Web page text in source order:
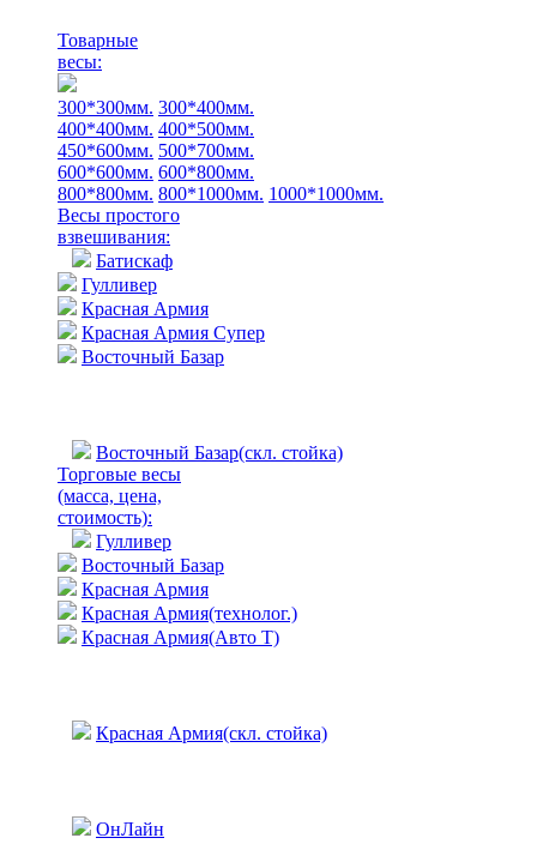
Товарные
весы:
300*300мм. 300*400мм.
400*400мм. 400*500мм.
450*600мм. 500*700мм.
600*600мм. 600*800мм.
800*800мм. 800*1000мм. 1000*1000мм.
Весы простого
взвешивания:
Батискаф
Гулливер
Красная Армия
Красная Армия Супер
Восточный Базар
Восточный Базар(скл. стойка)
Торговые весы
(масса, цена,
стоимость):
Гулливер
Восточный Базар
Красная Армия
Красная Армия(технолог.)
Красная Армия(Авто Т)
Красная Армия(скл. стойка)
ОнЛайн